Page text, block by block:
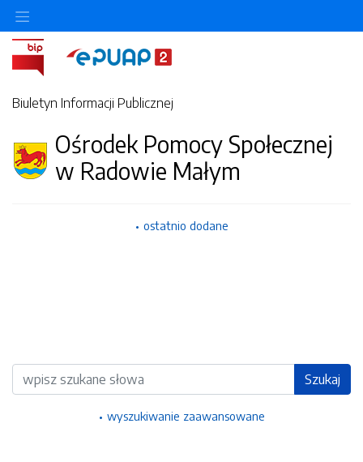
Biuletyn Informacji Publicznej
Ośrodek Pomocy Społecznej
w Radowie Małym
ostatnio dodane
Wyszukiwarka Szukaj
wyszukiwanie zaawansowane